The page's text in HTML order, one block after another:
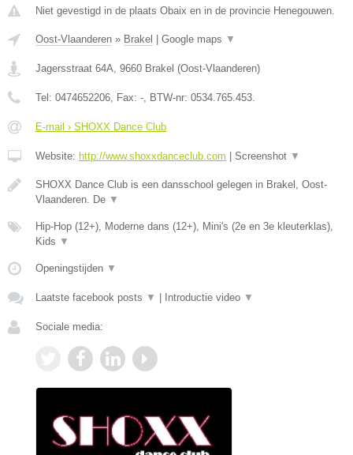
Niet gevestigd in de plaats Obaix en in de provincie Henegouwen.
Oost-Vlaanderen » Brakel | Google maps ▼
Jagersstraat 64A 9660 Brakel (Oost-Vlaanderen)
Tel: 0474652206 , Fax: - , BTW-nr: 0534.765.453.
E-mail › SHOXX Dance Club
Website: http://www.shoxxdanceclub.com | Screenshot ▼
SHOXX Dance Club is een dansschool gelegen in Brakel, Oost-
Vlaanderen. De ▼
Hip-Hop (12+), Moderne dans (12+), Mini's (2e en 3e kleuterklas),
Kids ▼
Openingstijden ▼
Laatste facebook posts ▼ | Introductie video ▼
Sociale media: